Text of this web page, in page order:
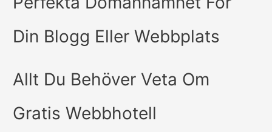
Din Blogg Eller Webbplats
Allt Du Behöver Veta Om
Gratis Webbhotell